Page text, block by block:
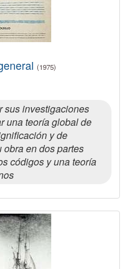
(1975)
sus investigaciones
una teoría global de
y de
en dos partes
códigos y una teoría